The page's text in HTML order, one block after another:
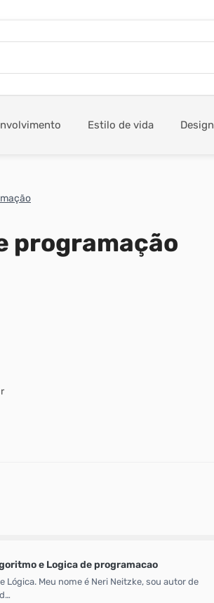
Estilo de vida Design
programação
e Logica de programacao
Lógica. Meu nome é Neri Neitzke, sou autor de